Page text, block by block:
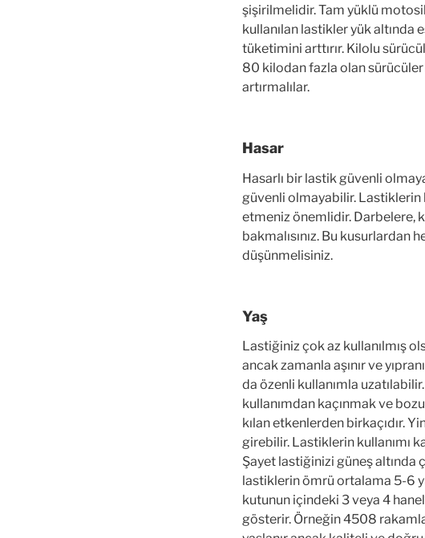
şişirilmelidir. Tam yüklü
kullanılan lastikler yük altında
tüketimini arttırır. Kilolu
80 kilodan fazla olan sürücüler
artırmalılar.
Hasar
Hasarlı bir lastik güvenli
güvenli olmayabilir.
etmeniz önemlidir. Darbelere,
bakmalısınız. Bu
düşünmelisiniz.
Yaş
Lastiğiniz çok az kullanılmış
ancak zamanla aşınır ve
da özenli kullanımla
kullanımdan kaçınmak ve
kılan etkenlerden birkaçıdır.
girebilir. Lastiklerin kullanımı
Şayet lastiğinizi güneş altında
lastiklerin ömrü ortalama 5-6
kutunun içindeki 3 veya 4
gösterir. Örneğin 4508